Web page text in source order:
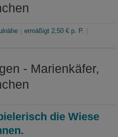
ermäßigt 2,50 € p. P.
- Marienkäfer,
die Wiese